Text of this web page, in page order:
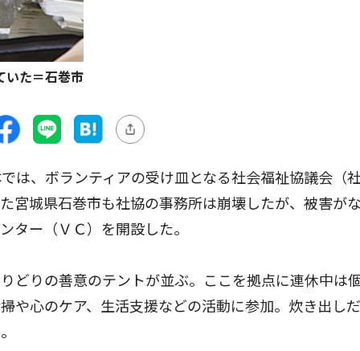
いた＝石巻市
、ボランティアの受け皿となる社会福祉協議会（
宮城県石巻市も社協の事務所は崩壊したが、被害が
ター（ＶＣ）を開設した。
りの善意のテントが並ぶ。ここを拠点に連休中は
や心のケア、生活支援などの活動に参加。炊き出し